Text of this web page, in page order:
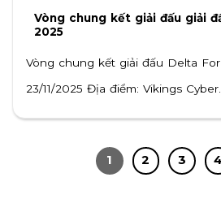
Vòng chung kết giải đấu giải
2025
Vòng chung kết giải đấu Delta
23/11/2025 Địa điểm: Vikings Cyber...
1 2 3 4